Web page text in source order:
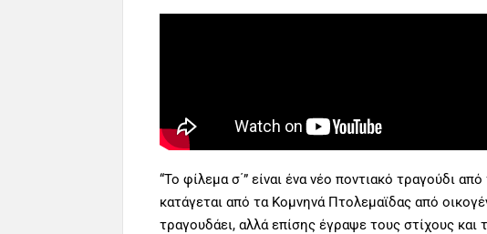
“Το φίλεμα σ΄” είναι ένα νέο ποντιακό τραγούδι
κατάγεται από τα Κομνηνά Πτολεμαϊδας από
τραγουδάει, αλλά επίσης έγραψε τους στίχους